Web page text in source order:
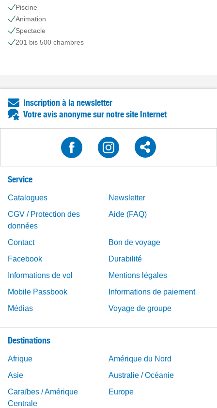
Piscine
Animation
Spectacle
201 bis 500 chambres
Inscription à la newsletter
Votre avis anonyme sur notre site Internet
Service
Catalogues
Newsletter
CGV / Protection des
données
Aide (FAQ)
Contact
Bon de voyage
Facebook
Durabilité
Informations de vol
Mentions légales
Mobile Passbook
Informations de paiement
Médias
Voyage de groupe
Destinations
Afrique
Amérique du Nord
Asie
Australie / Océanie
Caraïbes / Amérique
Centrale
Europe